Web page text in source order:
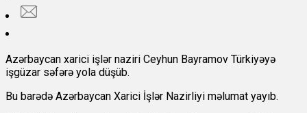
Azərbaycan xarici işlər naziri Ceyhun Bayramov Türkiyəyə
işgüzar səfərə yola düşüb.
Bu barədə Azərbaycan Xarici İşlər Nazirliyi məlumat yayıb.